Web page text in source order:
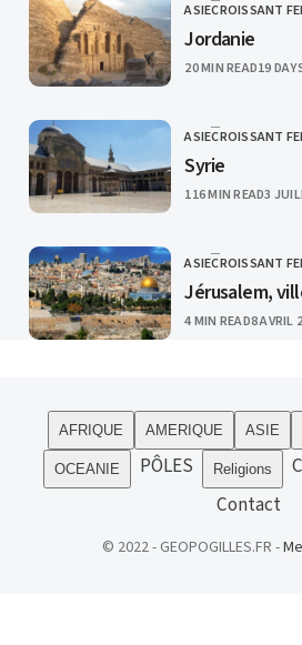
CATEGORY
ASIECROISSANT
Jordanie
20 MIN READ19
CATEGORY
ASIECROISSANT
Syrie
116 MIN READ3
CATEGORY
ASIECROISSANT
Jérusalem,
4 MIN READ8 AVRIL
AFRIQUE AMERIQUE ASIE
OCEANIE PÔLES Religions
Contact
© 2022 - GEOPOGILLES.FR -